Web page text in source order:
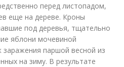
перед листопадом,
еще на дереве. Кроны
под деревья, тщательно
яблони мочевиной
заражения паршой весной из
на зиму. В результате